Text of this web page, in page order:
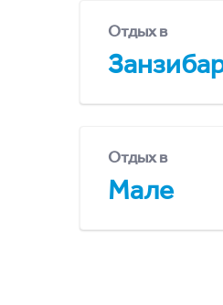
Отдых в
Отдых в
Мале